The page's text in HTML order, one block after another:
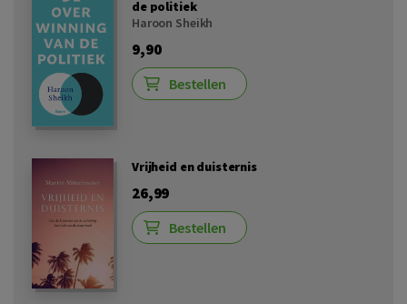
de politiek
Haroon Sheikh
9,90
Bestellen
Vrijheid en duisternis
26,99
Bestellen